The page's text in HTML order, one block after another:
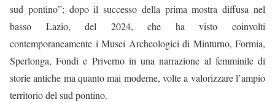
sud pontino”; dopo il successo della prima mostra diffusa nel
basso Lazio, del 2024, che ha visto coinvolti
contemporaneamente i Musei Archeologici di Minturno, Formia,
Sperlonga, Fondi e Priverno in una narrazione al femminile di
storie antiche ma quanto mai moderne, volte a valorizzare l’ampio
territorio del sud pontino.